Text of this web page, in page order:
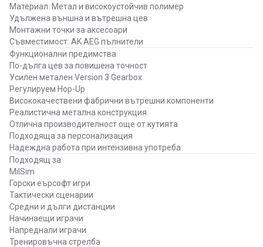
Материал: Метал и високоустойчив полимер
Удължена външна и вътрешна цев
Монтажни точки за аксесоари
Съвместимост: AK AEG пълнители
Функционални предимства
По-дълга цев за повишена точност
Усилен метален Version 3 Gearbox
Регулируем Hop-Up
Висококачествени фабрични вътрешни компоненти
Реалистична метална конструкция
Отлична производителност още от кутията
Подходяща за персонализация
Надеждна работа при интензивна употреба
Подходящ за
MilSim
Горски еърсофт игри
Тактически сценарии
Средни и дълги дистанции
Начинаещи играчи
Напреднали играчи
Тренировъчна стрелба